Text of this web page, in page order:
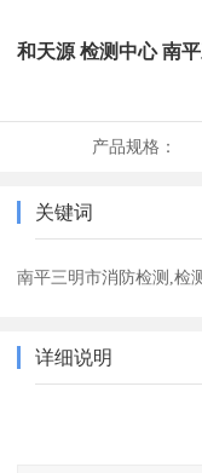
和天源 检测中心 南
产品规格：
关键词
南平三明市消防检测,检
详细说明